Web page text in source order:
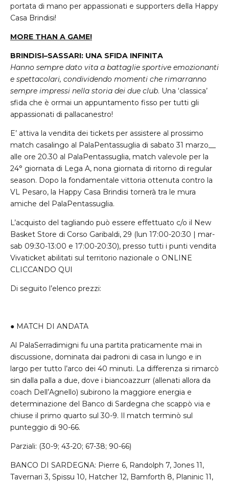
portata di mano per appassionati e supporters della Happy
Casa Brindisi!
MORE THAN A GAME!
BRINDISI–SASSARI: UNA SFIDA INFINITA
Hanno sempre dato vita a battaglie sportive emozionanti
e spettacolari, condividendo momenti che rimarranno
sempre impressi nella storia dei due club. Una ‘classica’
sfida che è ormai un appuntamento fisso per tutti gli
appassionati di pallacanestro!
E’ attiva la vendita dei tickets per assistere al prossimo
match casalingo al PalaPentassuglia di sabato 31 marzo__
alle ore 20.30 al PalaPentassuglia, match valevole per la
24° giornata di Lega A, nona giornata di ritorno di regular
season. Dopo la fondamentale vittoria ottenuta contro la
VL Pesaro, la Happy Casa Brindisi tornerà tra le mura
amiche del PalaPentassuglia.
L’acquisto del tagliando può essere effettuato c/o il New
Basket Store di Corso Garibaldi, 29 (lun 17:00-20:30 | mar-
sab 09:30-13:00 e 17:00-20:30), presso tutti i punti vendita
Vivaticket abilitati sul territorio nazionale o ONLINE
CLICCANDO QUI
Di seguito l’elenco prezzi:
● MATCH DI ANDATA
Al PalaSerradimigni fu una partita praticamente mai in
discussione, dominata dai padroni di casa in lungo e in
largo per tutto l’arco dei 40 minuti. La differenza si rimarcò
sin dalla palla a due, dove i biancoazzurr (allenati allora da
coach Dell’Agnello) subirono la maggiore energia e
determinazione del Banco di Sardegna che scappò via e
chiuse il primo quarto sul 30-9. Il match terminò sul
punteggio di 90-66.
Parziali: (30-9; 43-20; 67-38; 90-66)
BANCO DI SARDEGNA: Pierre 6, Randolph 7, Jones 11,
Tavernari 3, Spissu 10, Hatcher 12, Bamforth 8, Planinic 11,